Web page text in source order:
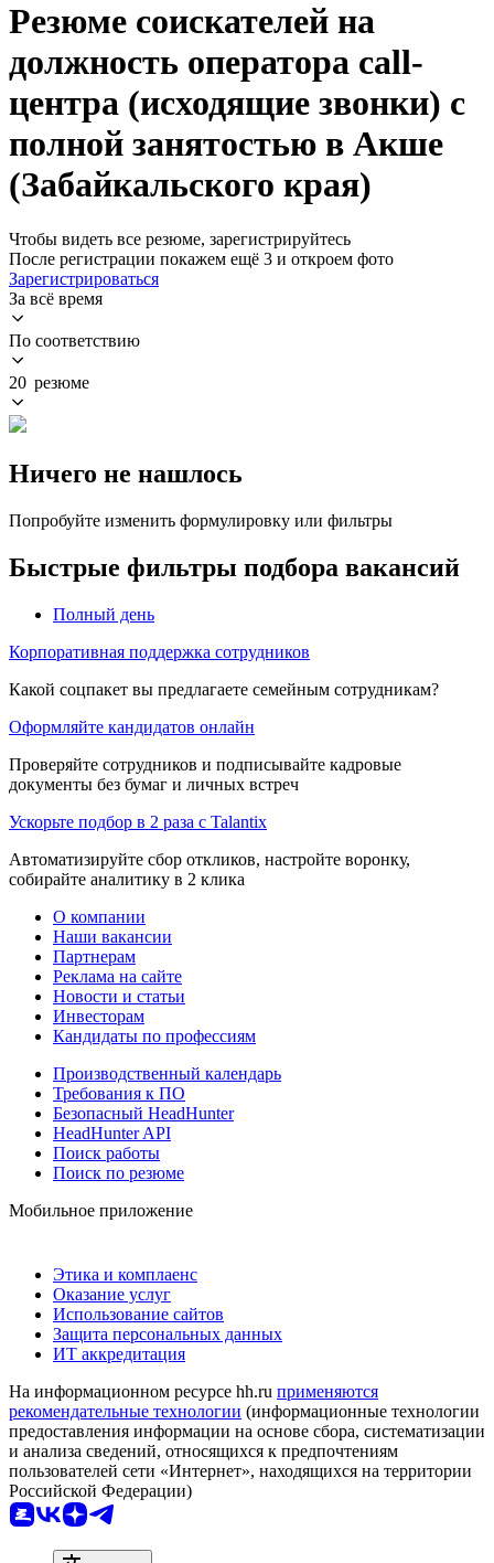
Резюме соискателей на
должность оператора call-
центра (исходящие звонки) с
полной занятостью в Акше
(Забайкальского края)
Чтобы видеть все резюме, зарегистрируйтесь
После регистрации покажем ещё 3 и откроем фото
Зарегистрироваться
За всё время
По соответствию
20 резюме
Ничего не нашлось
Попробуйте изменить формулировку или фильтры
Быстрые фильтры подбора вакансий
Полный день
Корпоративная поддержка сотрудников
Какой соцпакет вы предлагаете семейным сотрудникам?
Оформляйте кандидатов онлайн
Проверяйте сотрудников и подписывайте кадровые
документы без бумаг и личных встреч
Ускорьте подбор в 2 раза с Talantix
Автоматизируйте сбор откликов, настройте воронку,
собирайте аналитику в 2 клика
О компании
Наши вакансии
Партнерам
Реклама на сайте
Новости и статьи
Инвесторам
Кандидаты по профессиям
Производственный календарь
Требования к ПО
Безопасный HeadHunter
HeadHunter API
Поиск работы
Поиск по резюме
Мобильное приложение
Этика и комплаенс
Оказание услуг
Использование сайтов
Защита персональных данных
ИТ аккредитация
На информационном ресурсе hh.ru применяются
рекомендательные технологии (информационные технологии
предоставления информации на основе сбора, систематизации
и анализа сведений, относящихся к предпочтениям
пользователей сети «Интернет», находящихся на территории
Российской Федерации)